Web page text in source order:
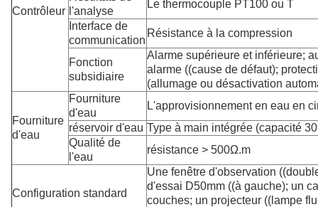
Contrôleur l'analyse
Le thermocouple PT100 ou T
Interface de
communication
Résistance à la compression
Fonction
subsidiaire
Alarme supérieure et inférieure;
alarme ((cause de défaut);
(allumage ou désactivation
Fourniture
d'eau
Fourniture
d'eau
L'approvisionnement en eau en
réservoir d'eau Type à main intégrée (capacité
Qualité de
l'eau
résistance > 500Ω.m
Configuration standard
Une fenêtre d'observation
d'essai D50mm ((à gauche); un
couches; un projecteur ((lampe